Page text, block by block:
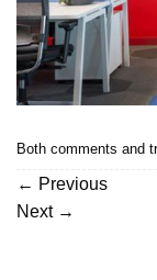
Both comments and
← Previous
Next →